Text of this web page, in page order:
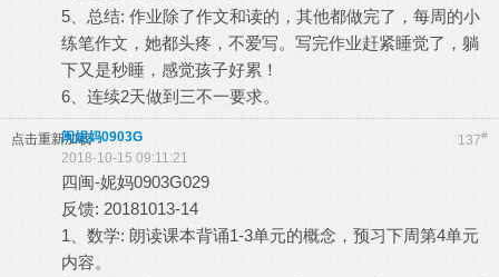
5、总结: 作业除了作文和读的，其他都做完了，每周的小
练笔作文，她都头疼，不爱写。写完作业赶紧睡觉了，躺
下又是秒睡，感觉孩子好累！
6、连续2天做到三不一要求。
点击重新加载 137#
闽妮妈0903G
2018-10-15 09:11:21
四闽-妮妈0903G029
反馈: 20181013-14
1、数学: 朗读课本背诵1-3单元的概念，预习下周第4单元
内容。